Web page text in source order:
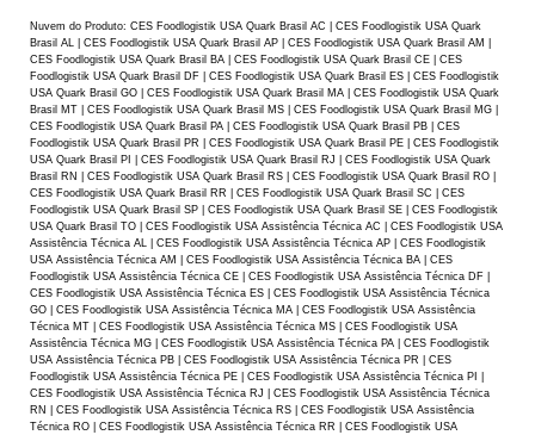
Nuvem do Produto: CES Foodlogistik USA Quark Brasil AC | CES Foodlogistik USA Quark
Brasil AL | CES Foodlogistik USA Quark Brasil AP | CES Foodlogistik USA Quark Brasil AM |
CES Foodlogistik USA Quark Brasil BA | CES Foodlogistik USA Quark Brasil CE | CES
Foodlogistik USA Quark Brasil DF | CES Foodlogistik USA Quark Brasil ES | CES Foodlogistik
USA Quark Brasil GO | CES Foodlogistik USA Quark Brasil MA | CES Foodlogistik USA Quark
Brasil MT | CES Foodlogistik USA Quark Brasil MS | CES Foodlogistik USA Quark Brasil MG |
CES Foodlogistik USA Quark Brasil PA | CES Foodlogistik USA Quark Brasil PB | CES
Foodlogistik USA Quark Brasil PR | CES Foodlogistik USA Quark Brasil PE | CES Foodlogistik
USA Quark Brasil PI | CES Foodlogistik USA Quark Brasil RJ | CES Foodlogistik USA Quark
Brasil RN | CES Foodlogistik USA Quark Brasil RS | CES Foodlogistik USA Quark Brasil RO |
CES Foodlogistik USA Quark Brasil RR | CES Foodlogistik USA Quark Brasil SC | CES
Foodlogistik USA Quark Brasil SP | CES Foodlogistik USA Quark Brasil SE | CES Foodlogistik
USA Quark Brasil TO | CES Foodlogistik USA Assistência Técnica AC | CES Foodlogistik USA
Assistência Técnica AL | CES Foodlogistik USA Assistência Técnica AP | CES Foodlogistik
USA Assistência Técnica AM | CES Foodlogistik USA Assistência Técnica BA | CES
Foodlogistik USA Assistência Técnica CE | CES Foodlogistik USA Assistência Técnica DF |
CES Foodlogistik USA Assistência Técnica ES | CES Foodlogistik USA Assistência Técnica
GO | CES Foodlogistik USA Assistência Técnica MA | CES Foodlogistik USA Assistência
Técnica MT | CES Foodlogistik USA Assistência Técnica MS | CES Foodlogistik USA
Assistência Técnica MG | CES Foodlogistik USA Assistência Técnica PA | CES Foodlogistik
USA Assistência Técnica PB | CES Foodlogistik USA Assistência Técnica PR | CES
Foodlogistik USA Assistência Técnica PE | CES Foodlogistik USA Assistência Técnica PI |
CES Foodlogistik USA Assistência Técnica RJ | CES Foodlogistik USA Assistência Técnica
RN | CES Foodlogistik USA Assistência Técnica RS | CES Foodlogistik USA Assistência
Técnica RO | CES Foodlogistik USA Assistência Técnica RR | CES Foodlogistik USA